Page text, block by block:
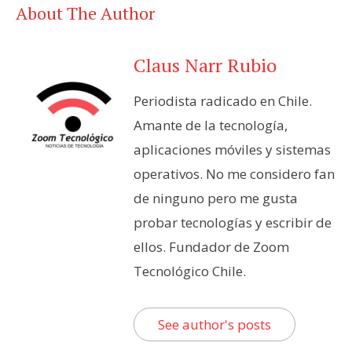
About The Author
Claus Narr Rubio
Periodista radicado en Chile.
Amante de la tecnología,
aplicaciones móviles y sistemas
operativos. No me considero fan
de ninguno pero me gusta
probar tecnologías y escribir de
ellos. Fundador de Zoom
Tecnológico Chile.
See author's posts